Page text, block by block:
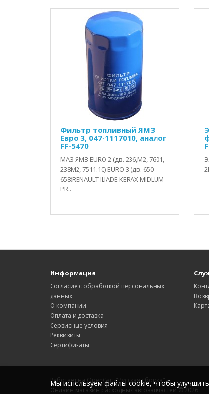
Фильтр топливный ЯМЗ
Евро 3, 047-1117010, аналог
FF-5470
МАЗ ЯМЗ EURO 2 (дв. 236,М2, 7601,
238М2, 7511.10) EURO 3 (дв. 650
658)RENAULT ILIADE KERAX MIDLUM
PR..
Информация
Согласие с обработкой персональных
данных
О компании
Оплата и доставка
Сервисные условия
Реквизиты
Сертификаты
Работает на OpenCart "Русская сборка"
Онлайн магазин расходных автозапчастей © 2026
Мы используем файлы cookie, чтобы